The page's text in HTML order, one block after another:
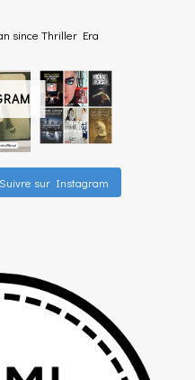
since Thriller Era
Suivre sur Instagram